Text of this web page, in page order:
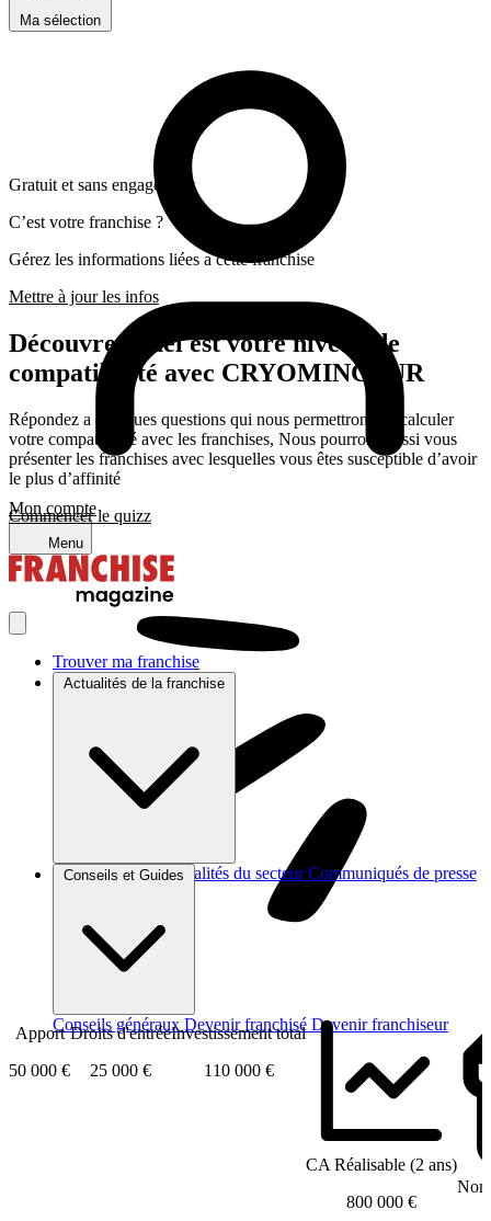
Ma sélection
Mon compte
Menu
Trouver ma franchise
Actualités de la franchise
Brèves et actus Actualités du secteur Communiqués de presse
Conseils et Guides
Conseils généraux Devenir franchisé Devenir franchiseur
Gratuit et sans engagement
C’est votre franchise ?
Gérez les informations liées a cette franchise
Mettre à jour les infos
Découvrez quel est votre niveau de
compatibilité avec CRYOMINCEUR
Répondez a quelques questions qui nous permettrons de calculer
votre compatibilité avec les franchises, Nous pourrons aussi vous
présenter les franchises avec lesquelles vous êtes susceptible d’avoir
le plus d’affinité
Commencer le quizz
Apport
50 000 €
Droits d'entrée
25 000 €
Investissement total
110 000 €
CA Réalisable (2 ans)
800 000 €